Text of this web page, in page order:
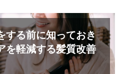
する前に知っておき
を軽減する髪質改善